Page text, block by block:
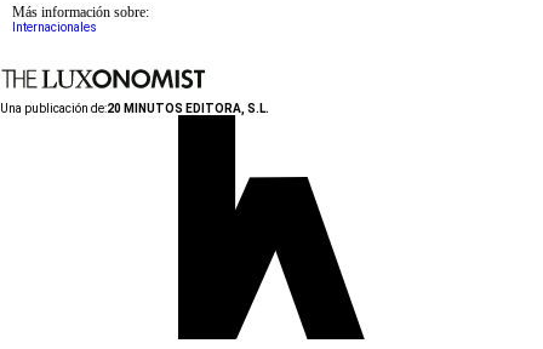
Más información sobre:
Internacionales
Una publicación de:20 MINUTOS EDITORA, S.L.